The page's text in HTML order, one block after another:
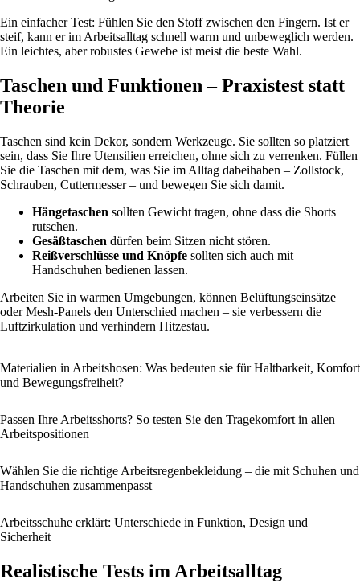
Ein einfacher Test: Fühlen Sie den Stoff zwischen den Fingern. Ist er
steif, kann er im Arbeitsalltag schnell warm und unbeweglich werden.
Ein leichtes, aber robustes Gewebe ist meist die beste Wahl.
Taschen und Funktionen – Praxistest statt
Theorie
Taschen sind kein Dekor, sondern Werkzeuge. Sie sollten so platziert
sein, dass Sie Ihre Utensilien erreichen, ohne sich zu verrenken. Füllen
Sie die Taschen mit dem, was Sie im Alltag dabeihaben – Zollstock,
Schrauben, Cuttermesser – und bewegen Sie sich damit.
Hängetaschen sollten Gewicht tragen, ohne dass die Shorts
rutschen.
Gesäßtaschen dürfen beim Sitzen nicht stören.
Reißverschlüsse und Knöpfe sollten sich auch mit
Handschuhen bedienen lassen.
Arbeiten Sie in warmen Umgebungen, können Belüftungseinsätze
oder Mesh-Panels den Unterschied machen – sie verbessern die
Luftzirkulation und verhindern Hitzestau.
Materialien in Arbeitshosen: Was bedeuten sie für Haltbarkeit, Komfort
und Bewegungsfreiheit?
Passen Ihre Arbeitsshorts? So testen Sie den Tragekomfort in allen
Arbeitspositionen
Wählen Sie die richtige Arbeitsregenbekleidung – die mit Schuhen und
Handschuhen zusammenpasst
Arbeitsschuhe erklärt: Unterschiede in Funktion, Design und
Sicherheit
Realistische Tests im Arbeitsalltag